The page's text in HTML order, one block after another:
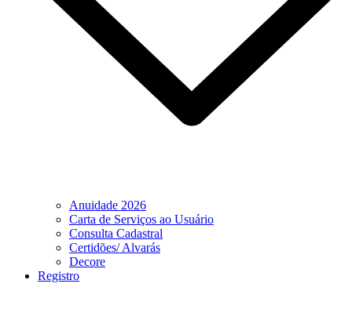
Anuidade 2026
Carta de Serviços ao Usuário
Consulta Cadastral
Certidões/ Alvarás
Decore
Registro